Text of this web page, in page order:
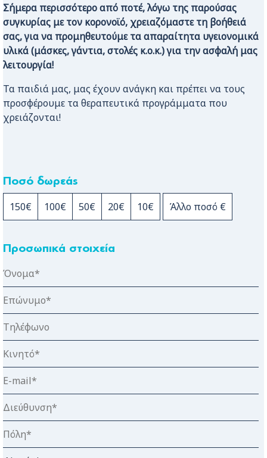
Σήμερα περισσότερο από ποτέ, λόγω της παρούσας
συγκυρίας με τον κορονοϊό, χρειαζόμαστε τη βοήθειά
σας, για να προμηθευτούμε τα απαραίτητα υγειονομικά
υλικά (μάσκες, γάντια, στολές κ.ο.κ.) για την ασφαλή μας
λειτουργία!
Τα παιδιά μας, μας έχουν ανάγκη και πρέπει να τους
προσφέρουμε τα θεραπευτικά προγράμματα που
χρειάζονται!
Ποσό δωρεάς
150€ 100€ 50€ 20€ 10€ Άλλο ποσό €
Προσωπικά στοιχεία